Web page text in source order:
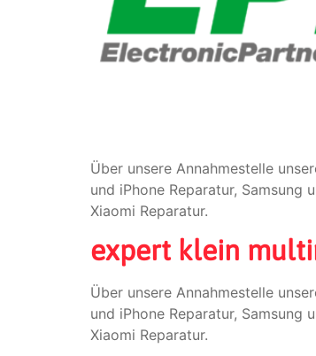
Über unsere Annahmestelle
und iPhone Reparatur, Samsung
Xiaomi Reparatur.
expert klein
Über unsere Annahmestelle
und iPhone Reparatur, Samsung
Xiaomi Reparatur.